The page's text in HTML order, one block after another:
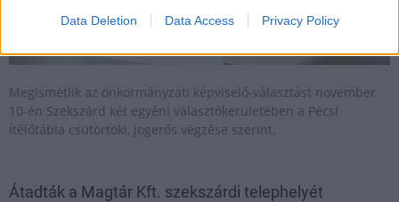
Data Deletion Data Access Privacy Policy
Megismétlik az önkormányzati képviselő-választást november
10-én Szekszárd két egyéni választókerületében a Pécsí
Ítélőtábla csütörtöki, jogerős végzése szerint.
Átadták a Magtár Kft. szekszárdi telephelyét